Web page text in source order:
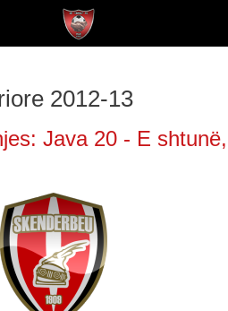
2012-13
Java 20 - E